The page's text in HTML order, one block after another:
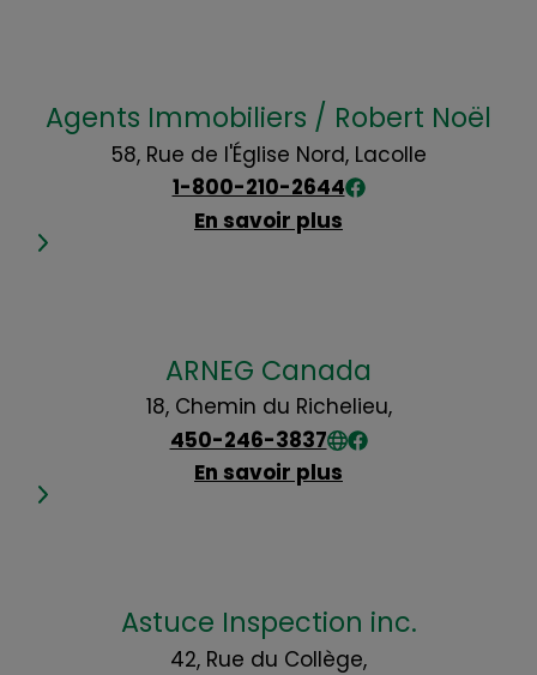
Agents Immobiliers / Robert Noël
58, Rue de l'Église Nord, Lacolle
1-800-210-2644
En savoir plus
ARNEG Canada
18, Chemin du Richelieu,
450-246-3837
En savoir plus
Astuce Inspection inc.
42, Rue du Collège,